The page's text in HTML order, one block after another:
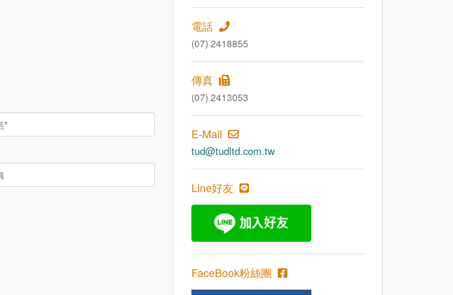
電話
(07) 2418855
傳真
(07) 2413053
E-Mail
tud@tudltd.com.tw
Line好友
FaceBook粉絲團